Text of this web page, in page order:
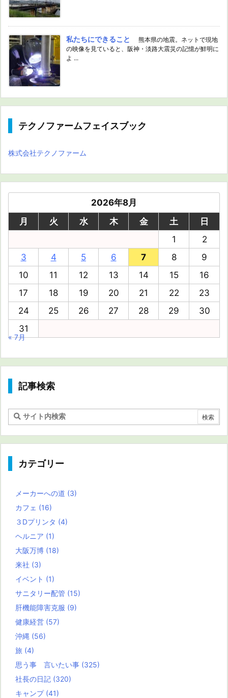
私たちにできること
熊本県の地震。ネットで現地
の映像を見ていると、阪神・淡路大震災の記憶が鮮明に
よ ...
テクノファームフェイスブック
株式会社テクノファーム
2026年8月
月
火 水 木 金 土
日
1
2
3
4 5 6 7 8
9
10
11 12 13 14 15
16
17
18 19 20 21 22
23
24
25 26 27 28 29
30
31
« 7月
記事検索
カテゴリー
メーカーへの道 (3)
カフェ (16)
３Dプリンタ (4)
ヘルニア (1)
大阪万博 (18)
来社 (3)
イベント (1)
サニタリー配管 (15)
肝機能障害克服 (9)
健康経営 (57)
沖縄 (56)
旅 (4)
思う事 言いたい事 (325)
社長の日記 (320)
キャンプ (41)